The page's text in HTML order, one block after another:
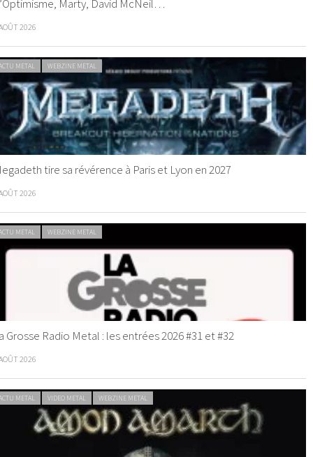
Marty, David McNeil…
2026
METAL WEBZINE METAL
tire sa révérence à Paris et Lyon en 2027
2026
METAL WEBZINE METAL
Grosse Radio Metal : les entrées 2026 #31 et #32
2026
METAL VIDEO METAL WEBZINE METAL